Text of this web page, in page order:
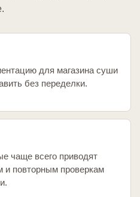
для магазина суши
без переделки.
чаще всего приводят
и повторным проверкам